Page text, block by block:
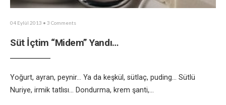
04 Eylül 2013 • 3 Comments
Süt İçtim “Midem” Yandı…
Yoğurt, ayran, peynir… Ya da keşkül, sütlaç, puding… Sütlü
Nuriye, irmik tatlısı… Dondurma, krem şanti,...